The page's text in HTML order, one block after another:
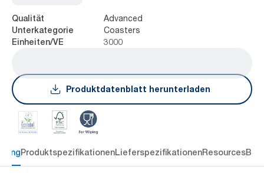
Qualität Advanced
Unterkategorie Coasters
Einheiten/VE 3000
Produktdatenblatt herunterladen
ProduktspezifikationenLieferspezifikationenResources